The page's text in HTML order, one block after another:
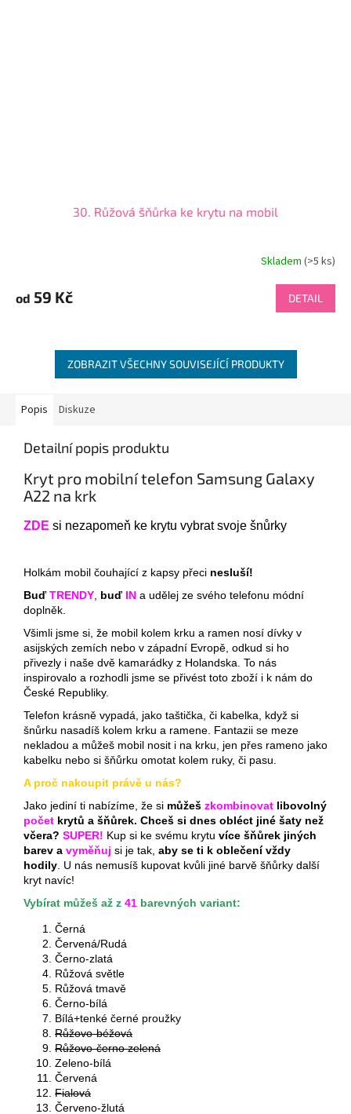
30. Růžová šňůrka ke krytu na mobil
Skladem (>5 ks)
od 59 Kč DETAIL
ZOBRAZIT VŠECHNY SOUVISEJÍCÍ PRODUKTY
Popis Diskuze
Detailní popis produktu
Kryt pro mobilní telefon Samsung Galaxy
A22 na krk